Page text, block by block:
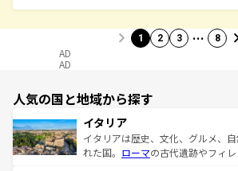
1 2 3 … 8
AD
AD
人気の国と地域から探す
イタリア
イタリアは歴史、文化、グルメ、
れた国。 ローマの古代遺跡やフィ